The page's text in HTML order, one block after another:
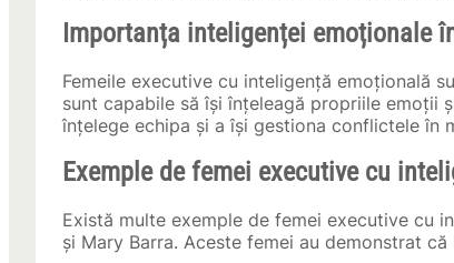
Importanța inteligenței emoționale
Femeile executive cu inteligență emoțională
sunt capabile să își înțeleagă propriile emoții
înțelege echipa și a își gestiona conflictele în
Exemple de femei executive cu
Există multe exemple de femei executive cu
și Mary Barra. Aceste femei au demonstrat